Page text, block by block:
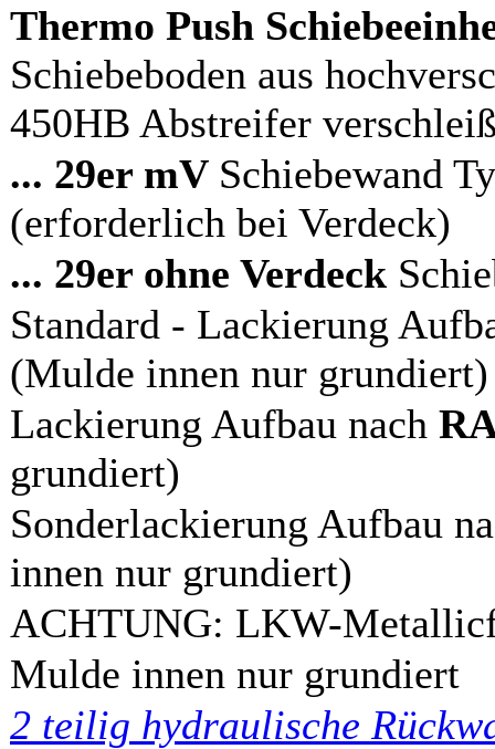
Thermo Push
Schiebeboden aus
450HB Abstreifer
... 29er mV Schiebewand
(erforderlich bei Verdeck)
... 29er ohne Verdeck
Standard - Lackierung
(Mulde innen nur grundiert)
Lackierung Aufbau nach
grundiert)
Sonderlackierung Aufbau
innen nur grundiert)
ACHTUNG: LKW-
Mulde innen nur grundiert
2 teilig hydraulische